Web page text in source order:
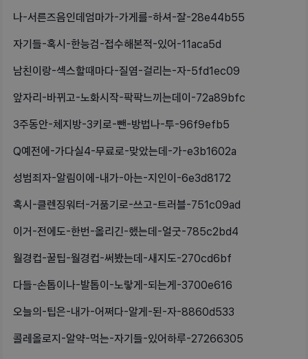
나-서른즈음인데엄마가-가게를-하셔-잘-28e44b55
자기들-혹시-한능검-접수해본적-있어-11aca5d
남친이랑-섹스할때마다-질염-걸리는-자-5fd1ec09
앞자리-바뀌고-노화시작-팍팍느끼는데이-72a89bfc
3주동안-체지방-3키로-뺀-방법나-투-96f9efb5
Q예전에-가다실4-무료로-맞았는데-가-e3b1602a
성범죄자-알림이에-내가-아는-지인이-6e3d8172
혹시-클렌징워터-거품기로-쓰고-트러블-751c09ad
이거-전에도-한번-올리긴-했는데-얼굿-785c2bd4
월경컵-꿀팁-월경컵-써봤는데-새지도-270cd6bf
다들-손톱이나-발톱이-노랗게-되는게-3700e616
오늘의-팁은-내가-어쩌다-알게-된-자-8860d533
콜레올로지-알약-먹는-자기들-있어하루-27266305